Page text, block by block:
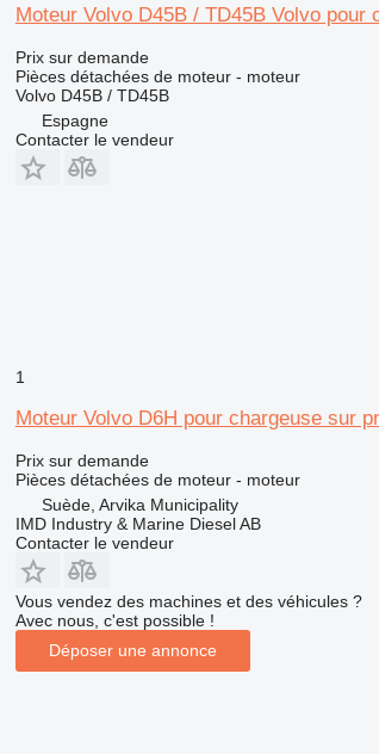
Moteur Volvo D45B / TD45B Volvo
Prix sur demande
Pièces détachées de moteur - moteur
Volvo D45B / TD45B
Espagne
Contacter le vendeur
1
Moteur Volvo D6H pour chargeuse sur
Prix sur demande
Pièces détachées de moteur - moteur
Suède, Arvika Municipality
IMD Industry & Marine Diesel AB
Contacter le vendeur
Vous vendez des machines et des véhicules ?
Avec nous, c'est possible !
Déposer une annonce